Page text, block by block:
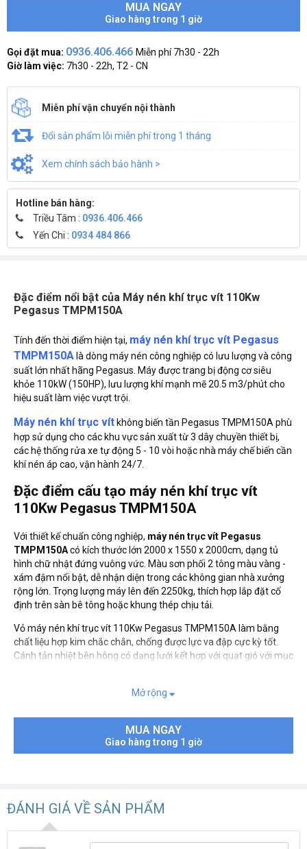
MUA NGAY
Giao hàng trong 1 giờ
Gọi đặt mua: 0936.406.466 Miễn phí 7h30 - 22h
Giờ làm việc: 7h30 - 22h, T2 - CN
Miễn phí vận chuyển nội thành
Đổi sản phẩm lỗi miễn phí trong 1 tháng
Xem chính sách bảo hành >
Hotline bán hàng:
Triều Tâm : 0936.406.466
Yến Chi : 0934 484 866
Đặc điểm nổi bật của Máy nén khí trục vít 110Kw
Pegasus TMPM150A
Tính đến thời điểm hiện tại, máy nén khí trục vít Pegasus
TMPM150A là dòng máy nén công nghiệp có lưu lượng và công
suất lớn nhất hãng Pegasus. Máy được trang bị động cơ siêu
khỏe 110kW (150HP), lưu lượng khí mạnh mẽ 20.5 m3/phút cho
hiệu suất làm việc vượt trội.
Máy nén khí trục vít không biến tần Pegasus TMPM150A phù
hợp sử dụng cho các khu vực sản xuất từ 3 dây chuyền thiết bị,
các hệ thống rửa xe tự động 5 - 10 vòi hoặc nhà máy chế biến cần
khí nén áp cao, vận hành 24/7.
Đặc điểm cấu tạo máy nén khí trục vít
110Kw Pegasus TMPM150A
Với thiết kế chuẩn công nghiệp, máy nén trục vít Pegasus
TMPM150Acó kích thước lớn 2000 x 1550 x 2000cm, dạng tủ
hình chữ nhật đứng vuông vức. Màu sơn phối 2 tông màu vàng -
xám đậm nổi bật, dễ nhận diện trong các không gian nhà xưởng
rộng lớn. Trọng lượng máy lên đến 2250kg, thích hợp lắp đặt cố
định trên sàn bê tông hoặc khung thép chịu tải.
Vỏ máy nén khí trục vít 110Kw Pegasus TMPM150A làm bằng
chất liệu hợp kim chắc chắn, chống được lực va đập cực kỳ tốt.
Cánh tản nhiệt bên hông có dạng lưới kết hợp với quạt gió với mục
Mở rộng
MUA NGAY
Giao hàng trong 1 giờ
ĐÁNH GIÁ VỀ SẢN PHẨM